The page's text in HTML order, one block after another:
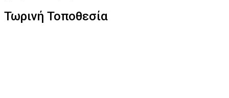
Τωρινή Τοποθεσία